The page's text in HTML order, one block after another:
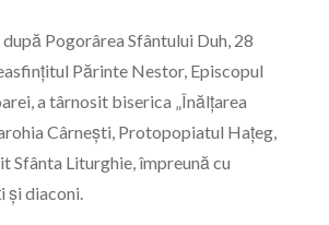
Pogorârea Sfântului Duh, 28
Părinte Nestor, Episcopul
a târnosit biserica „Înălțarea
Cârnești, Protopopiatul Hațeg,
Sfânta Liturghie, împreună cu
și diaconi.